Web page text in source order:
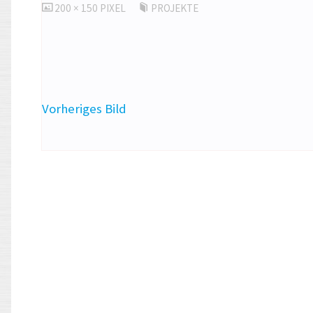
ORIGINALGRÖSSE
200 × 150 PIXEL PROJEKTE
Vorheriges Bild